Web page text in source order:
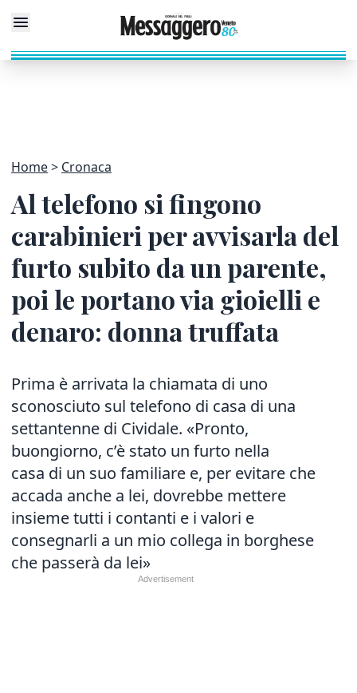
Home Cronaca
Al telefono si fingono
carabinieri per avvisarla del
furto subito da un parente,
poi le portano via gioielli e
denaro: donna truffata
Prima è arrivata la chiamata di uno
sconosciuto sul telefono di casa di una
settantenne di Cividale. «Pronto,
buongiorno, c’è stato un furto nella
casa di un suo familiare e, per evitare che
accada anche a lei, dovrebbe mettere
insieme tutti i contanti e i valori e
consegnarli a un mio collega in borghese
che passerà da lei»